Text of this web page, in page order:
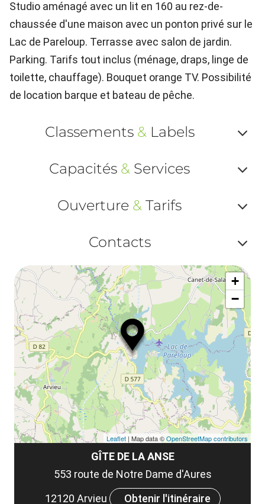
Studio aménagé avec un lit en 160 au rez-de-
chaussée d'une maison avec un ponton privé sur le
Lac de Pareloup. Terrasse avec salon de jardin.
Parking. Tarifs tout inclus (ménage, draps, linge de
toilette, chauffage). Bouquet orange TV. Possibilité
de location barque et bateau de pêche.
Classements &Labels
ou
Capacités & Services
ou
Ouverture & Tarifs
ou
et
Contacts
ou
GÎTE DE LA ANSE
553 route de Notre Dame d'Aures
12120 Arvieu
Obtenir l'itinéraire
+
−
Leaflet | Map data ©OpenStreetMap contributors